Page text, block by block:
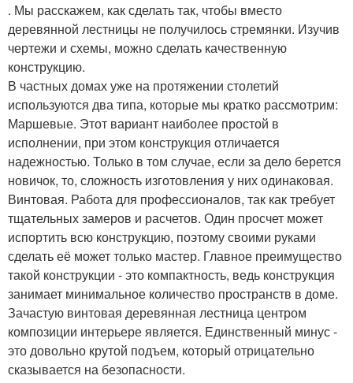
. Мы расскажем, как сделать так, чтобы вместо
деревянной лестницы не получилось стремянки. Изучив
чертежи и схемы, можно сделать качественную
конструкцию.
В частных домах уже на протяжении столетий
используются два типа, которые мы кратко рассмотрим:
Маршевые. Этот вариант наиболее простой в
исполнении, при этом конструкция отличается
надежностью. Только в том случае, если за дело берется
новичок, то, сложность изготовления у них одинаковая.
Винтовая. Работа для профессионалов, так как требует
тщательных замеров и расчетов. Один просчет может
испортить всю конструкцию, поэтому своими руками
сделать её может только мастер. Главное преимущество
такой конструкции - это компактность, ведь конструкция
занимает минимальное количество пространств в доме.
Зачастую винтовая деревянная лестница центром
композиции интерьере является. Единственный минус -
это довольно крутой подъем, который отрицательно
сказывается на безопасности.